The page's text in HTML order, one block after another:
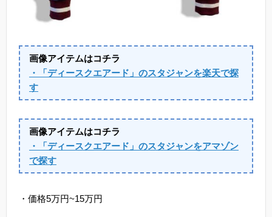
画像アイテムはコチラ
・「ディースクエアード」のスタジャンを楽天で探
す
画像アイテムはコチラ
・「ディースクエアード」のスタジャンをアマゾン
で探す
・価格5万円~15万円